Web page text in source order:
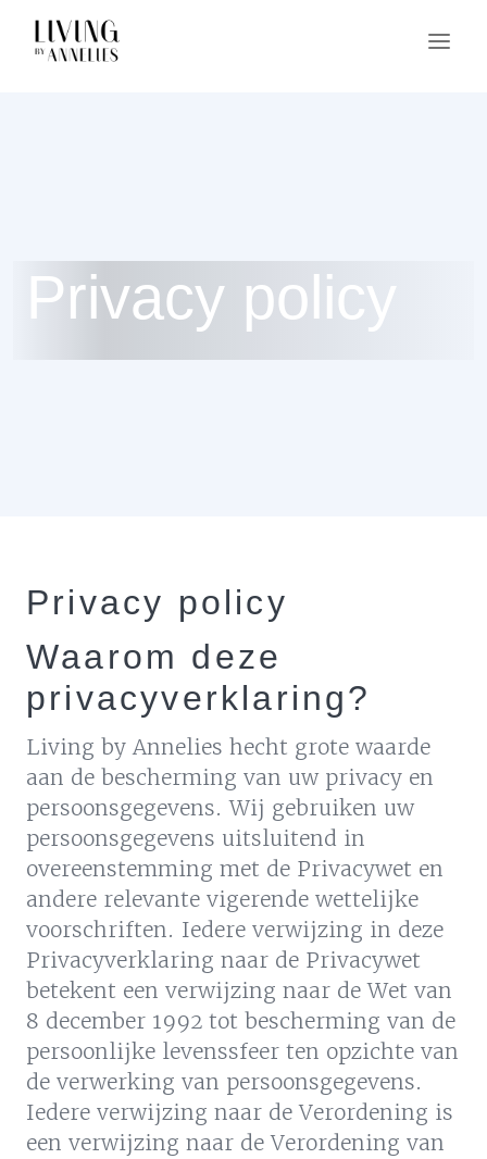
Privacy policy
Privacy policy
Waarom deze
privacyverklaring?
Living by Annelies hecht grote waarde
aan de bescherming van uw privacy en
persoonsgegevens. Wij gebruiken uw
persoonsgegevens uitsluitend in
overeenstemming met de Privacywet en
andere relevante vigerende wettelijke
voorschriften. Iedere verwijzing in deze
Privacyverklaring naar de Privacywet
betekent een verwijzing naar de Wet van
8 december 1992 tot bescherming van de
persoonlijke levenssfeer ten opzichte van
de verwerking van persoonsgegevens.
Iedere verwijzing naar de Verordening is
een verwijzing naar de Verordening van